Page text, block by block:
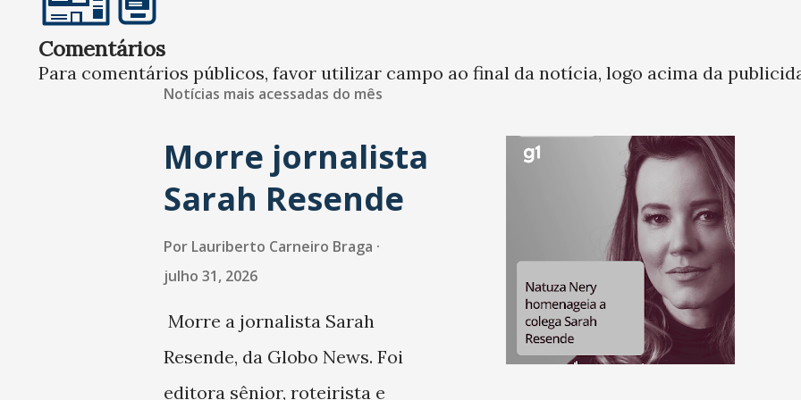
Comentários
Para comentários públicos, favor utilizar campo ao final da notícia, logo acima da
Notícias mais acessadas do mês
Morre jornalista
Sarah Resende
Por Lauriberto Carneiro Braga
julho 31, 2026
Morre a jornalista Sarah
Resende, da Globo News. Foi
editora sênior, roteirista e